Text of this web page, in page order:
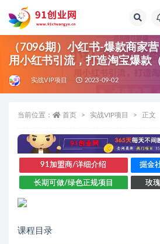
（7096期）小红书-爆款商家
用小红书引流，打造淘宝爆款
实战VIP项目 2023-09-02
当前位置： 首页 实战VIP项目 正文
91加盟商/详细介绍 掘金
长期可做/绿色正规项目 玫
课程目录